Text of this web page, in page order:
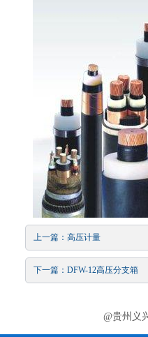
上一篇：高压计量
下一篇：DFW-12高压分支箱
@贵州义